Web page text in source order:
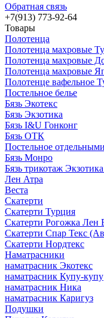
Обратная связь
+7(913) 773-92-64
Товары
Полотенца
Полотенца махровые
Полотенца махровые
Полотенца махровые
Полотенце вафельное
Постельное белье
Бязь Экотекс
Бязь Экзотика
Бязь I&U Гонконг
Бязь ОТК
Постельное
Бязь Монро
Бязь трикотаж
Лен Атра
Веста
Скатерти
Скатерти Турция
Скатерти Рогожка Лен
Скатерти Спар Текс
Скатерти Нордтекс
Наматрасники
наматрасник Экотекс
наматрасник Купу-купу
наматрасник Ника
наматрасник Каригуз
Подушки